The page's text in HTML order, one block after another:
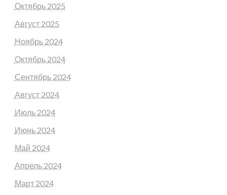
Октябрь 2025
Август 2025
Ноябрь 2024
Октябрь 2024
Сентябрь 2024
Август 2024
Июль 2024
Июнь 2024
Май 2024
Апрель 2024
Март 2024